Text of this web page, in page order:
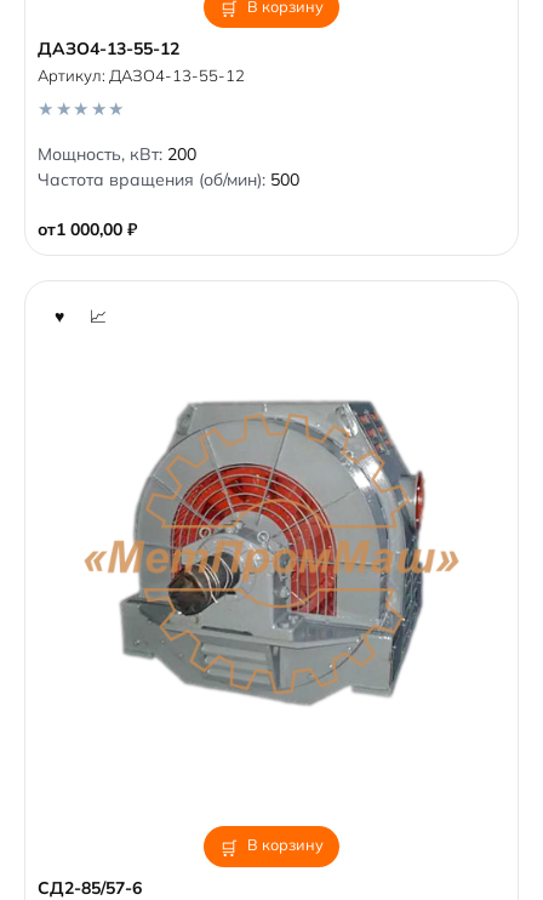
В корзину
ДАЗО4-13-55-12
от1 000,00 ₽
Артикул: ДАЗО4-13-55-12
0
o
u
f
5
Мощность, кВт: 200
Частота вращения (об/мин): 500
В корзину
СД2-85/57-6